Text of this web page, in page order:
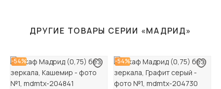
ДРУГИЕ ТОВАРЫ СЕРИИ «МАДРИД»
-54% -54%